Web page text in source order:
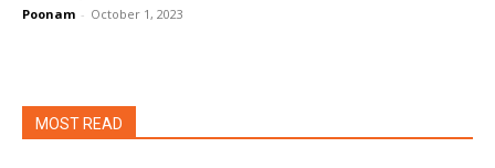
Poonam - October 1, 2023
MOST READ